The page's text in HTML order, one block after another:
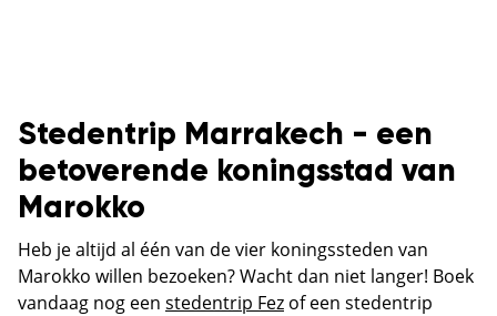
Stedentrip Marrakech - een
betoverende koningsstad van
Marokko
Heb je altijd al één van de vier koningssteden van
Marokko willen bezoeken? Wacht dan niet langer! Boek
vandaag nog een stedentrip Fez of een stedentrip